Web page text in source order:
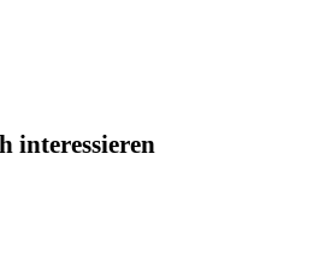
interessieren